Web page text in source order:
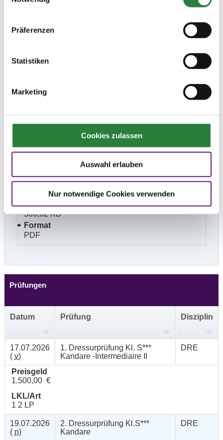
Präferenzen
Statistiken
Marketing
Cookies zulassen
Auswahl erlauben
Nur notwendige Cookies verwenden
PDF
Dateigröße
Format
Turnierfotograf 14.07.2026
18,75 KB
Dateigröße
506,82 KB
Format
PDF
Prüfungen
Datum Prüfung Disziplin
17.07.2026
( v)
1. Dressurprüfung Kl. S***
Kandare -Intermediaire II
DRE
Preisgeld
1.500,00 €
LKL/Art
1 2 LP
19.07.2026
( n)
2. Dressurprüfung Kl.S***
Kandare
DRE